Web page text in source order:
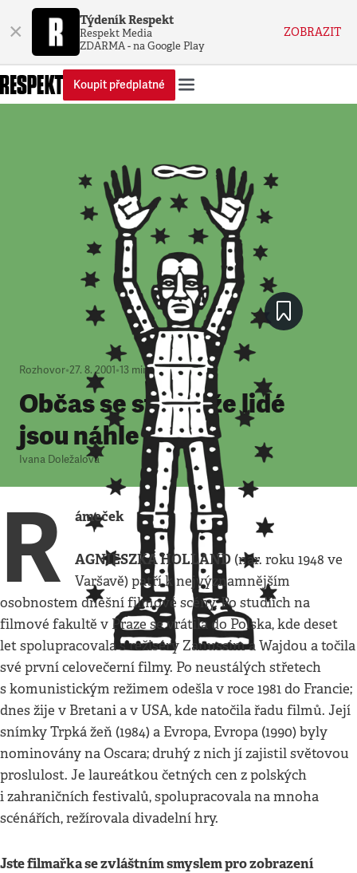
× Týdeník Respekt
Respekt Media
ZDARMA - na Google Play
ZOBRAZIT
Koupit předplatné
Rozhovor•27. 8. 2001•13 minut
Občas se stane, že lidé
jsou náhle citliví
Ivana Doležalová
R ámeček
AGNIESZKA HOLLAND (nar. roku 1948 ve
Varšavě) patří k nejvýznamnějším
osobnostem dnešní filmové scény. Po studiích na
filmové fakultě v Praze se vrátila do Polska, kde deset
let spolupracovala s režiséry Zanussim a Wajdou a točila
své první celovečerní filmy. Po neustálých střetech
s komunistickým režimem odešla v roce 1981 do Francie;
dnes žije v Bretani a v USA, kde natočila řadu filmů. Její
snímky Trpká žeň (1984) a Evropa, Evropa (1990) byly
nominovány na Oscara; druhý z nich jí zajistil světovou
proslulost. Je laureátkou četných cen z polských
i zahraničních festivalů, spolupracovala na mnoha
scénářích, režírovala divadelní hry.
Jste filmařka se zvláštním smyslem pro zobrazení